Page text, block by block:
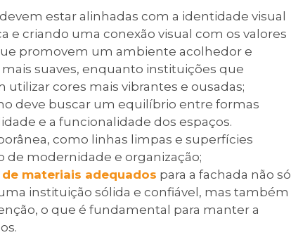
estar alinhadas com a identidade visual
e criando uma conexão visual com os valores
promovem um ambiente acolhedor e
suaves, enquanto instituições que
cores mais vibrantes e ousadas;
deve buscar um equilíbrio entre formas
e a funcionalidade dos espaços.
como linhas limpas e superfícies
modernidade e organização;
materiais adequados para a fachada não só
instituição sólida e confiável, mas também
o que é fundamental para manter a